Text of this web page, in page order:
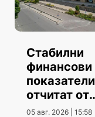
Стабилни
финансови
показатели
отчитат от
Община
05 авг. 2026 | 15:58